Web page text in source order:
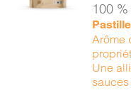
100
Arôme
Une
sauces